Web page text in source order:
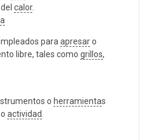
calor.
para apresaro
libre, tales como grillos,
o herramientas
o actividad